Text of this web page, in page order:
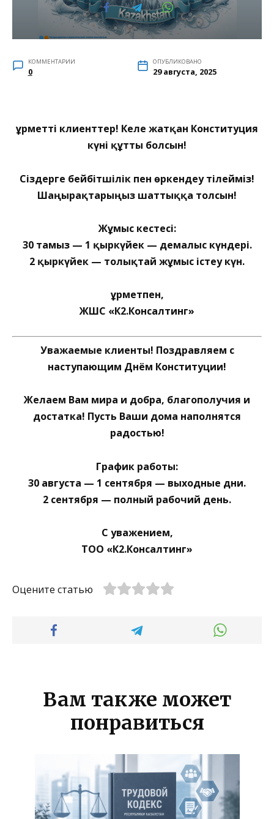
КОММЕНТАРИИ
0
ОПУБЛИКОВАНО
29 августа, 2025
Құрметті клиенттер! Келе жатқан Конституция
күні құтты болсын!
Сіздерге бейбітшілік пен өркендеу тілейміз!
Шаңырақтарыңыз шаттыққа толсын!
Жұмыс кестесі:
30 тамыз — 1 қыркүйек — демалыс күндері.
2 қыркүйек — толықтай жұмыс істеу күн.
Құрметпен,
ЖШС «К2.Консалтинг»
Уважаемые клиенты! Поздравляем с
наступающим Днём Конституции!
Желаем Вам мира и добра, благополучия и
достатка! Пусть Ваши дома наполнятся
радостью!
График работы:
30 августа — 1 сентября — выходные дни.
2 сентября — полный рабочий день.
С уважением,
ТОО «К2.Консалтинг»
Оцените статью
Вам также может
понравиться